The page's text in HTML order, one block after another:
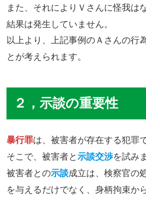
また、それによりＶさんに怪我は
結果は発生していません。
以上より、上記事例のＡさんの行
とが考えられます。
２，示談の重要性
暴行罪は、被害者が存在する犯罪で
そこで、被害者と示談交渉を試み
被害者との示談成立は、検察官の
を与えるだけでなく、身柄拘束か